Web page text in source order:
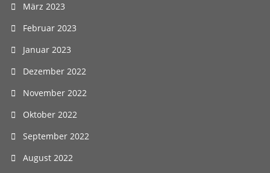
März 2023
Februar 2023
Januar 2023
Dezember 2022
November 2022
Oktober 2022
September 2022
August 2022